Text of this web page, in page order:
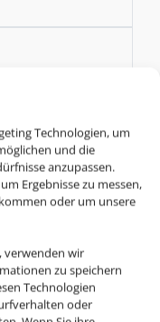
Technologien, um
und die
anzupassen.
Ergebnisse zu messen,
oder um unsere
verwenden wir
zu speichern
Technologien
oder